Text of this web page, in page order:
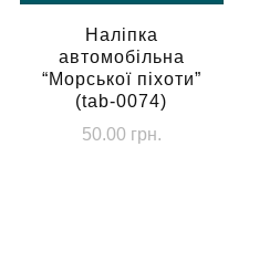
сторінці
товару
Наліпка
автомобільна
“Морської піхоти”
(tab-0074)
50.00 грн.